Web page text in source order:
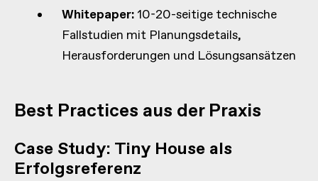
Whitepaper: 10-20-seitige technische
Fallstudien mit Planungsdetails,
Herausforderungen und Lösungsansätzen
Best Practices aus der Praxis
Case Study: Tiny House als
Erfolgsreferenz